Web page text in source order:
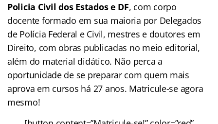
Policia Civil dos Estadose DF, com corpo
docente formado em sua maioria por Delegados
de Polícia Federal e Civil, mestres e doutores em
Direito, com obras publicadas no meio editorial,
além do material didático. Não perca a
oportunidade de se preparar com quem mais
aprova em cursos há 27 anos. Matricule-se agora
mesmo!